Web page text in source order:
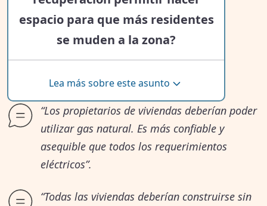
necesidades.
cobertura con la que podemos
contar
Los residentes dijeron que las
compañías de seguros deberían
ofrecer una cobertura adecuada en
áreas propensas a incendios. Dijeron
espacio para que más residentes
se muden a la zona?
Lea más sobre este asunto
“Los propietarios de viviendas deberían poder
utilizar gas natural. Es más confiable y
asequible que todos los requerimientos
eléctricos”.
“Todas las viviendas deberían construirse sin